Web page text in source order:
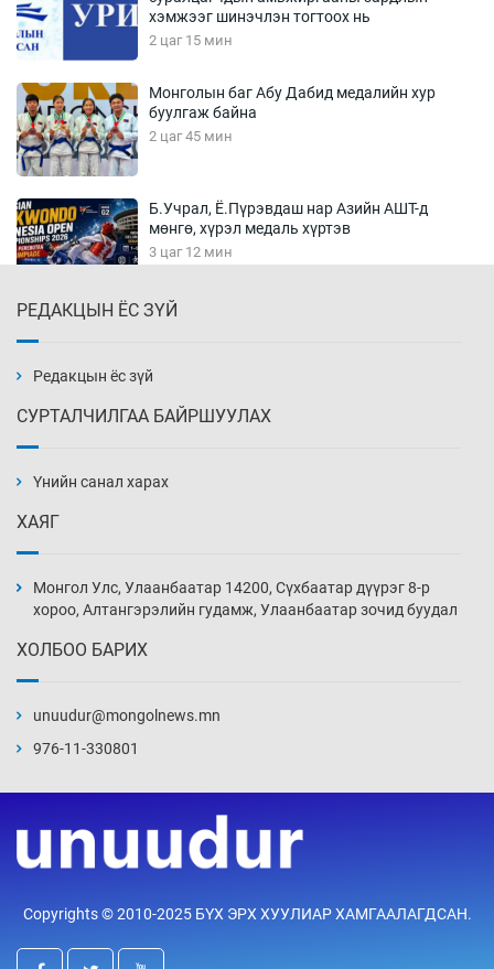
хэмжээг шинэчлэн тогтоох нь
2 цаг 15 мин
Монголын баг Абу Дабид медалийн хур
буулгаж байна
2 цаг 45 мин
Б.Учрал, Ё.Пүрэвдаш нар Азийн АШТ-д
мөнгө, хүрэл медаль хүртэв
3 цаг 12 мин
3 цаг 15 мин
3 цаг 45 мин
4 цаг 0 мин
4 цаг 15 мин
4 цаг 45 мин
орнуудын тоонд багтав
5 цаг 15 мин
РЕДАКЦЫН ЁС ЗҮЙ
Редакцын ёс зүй
СУРТАЛЧИЛГАА БАЙРШУУЛАХ
Үнийн санал харах
ХАЯГ
Монгол Улс, Улаанбаатар 14200, Сүхбаатар дүүрэг 8-р
хороо, Алтангэрэлийн гудамж, Улаанбаатар зочид буудал
ХОЛБОО БАРИХ
unuudur@mongolnews.mn
976-11-330801
Copyrights © 2010-2025 БҮХ ЭРХ ХУУЛИАР ХАМГААЛАГДСАН.